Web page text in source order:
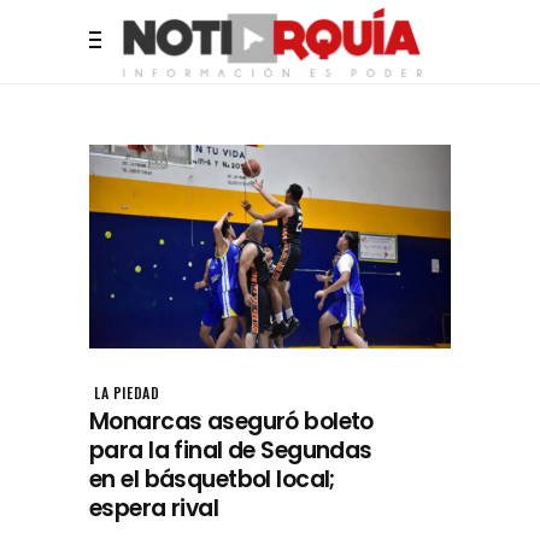
LA PIEDAD
Monarcas aseguró boleto
para la final de Segundas
en el básquetbol local;
espera rival